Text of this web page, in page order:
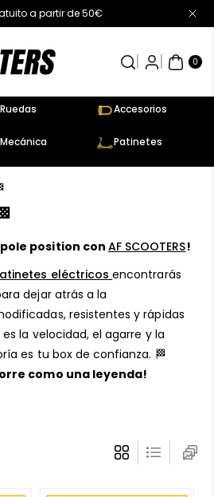
a partir de 50€
0
AR
TÍC
UL
Ruedas Accesorios
Mecánica Patinetes
position con AF SCOOTERS!
eléctricosencontrarás
dejar atrás a la
resistentes y rápidas
la velocidad, el agarre y la
es tu box de confianza. 🏁
como una leyenda!